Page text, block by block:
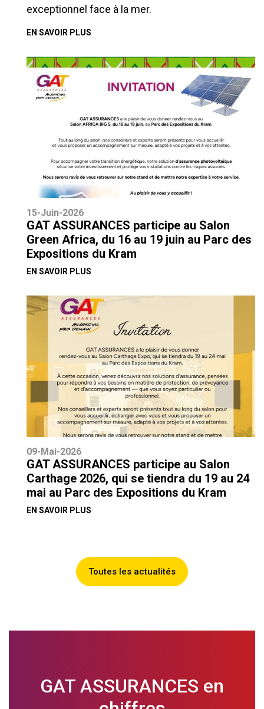
exceptionnel face à la mer.
EN SAVOIR PLUS
15-Juin-2026
GAT ASSURANCES participe au Salon
Green Africa, du 16 au 19 juin au Parc des
Expositions du Kram
EN SAVOIR PLUS
09-Mai-2026
GAT ASSURANCES participe au Salon
Carthage 2026, qui se tiendra du 19 au 24
mai au Parc des Expositions du Kram
EN SAVOIR PLUS
Toutes les actualités
GAT ASSURANCES en